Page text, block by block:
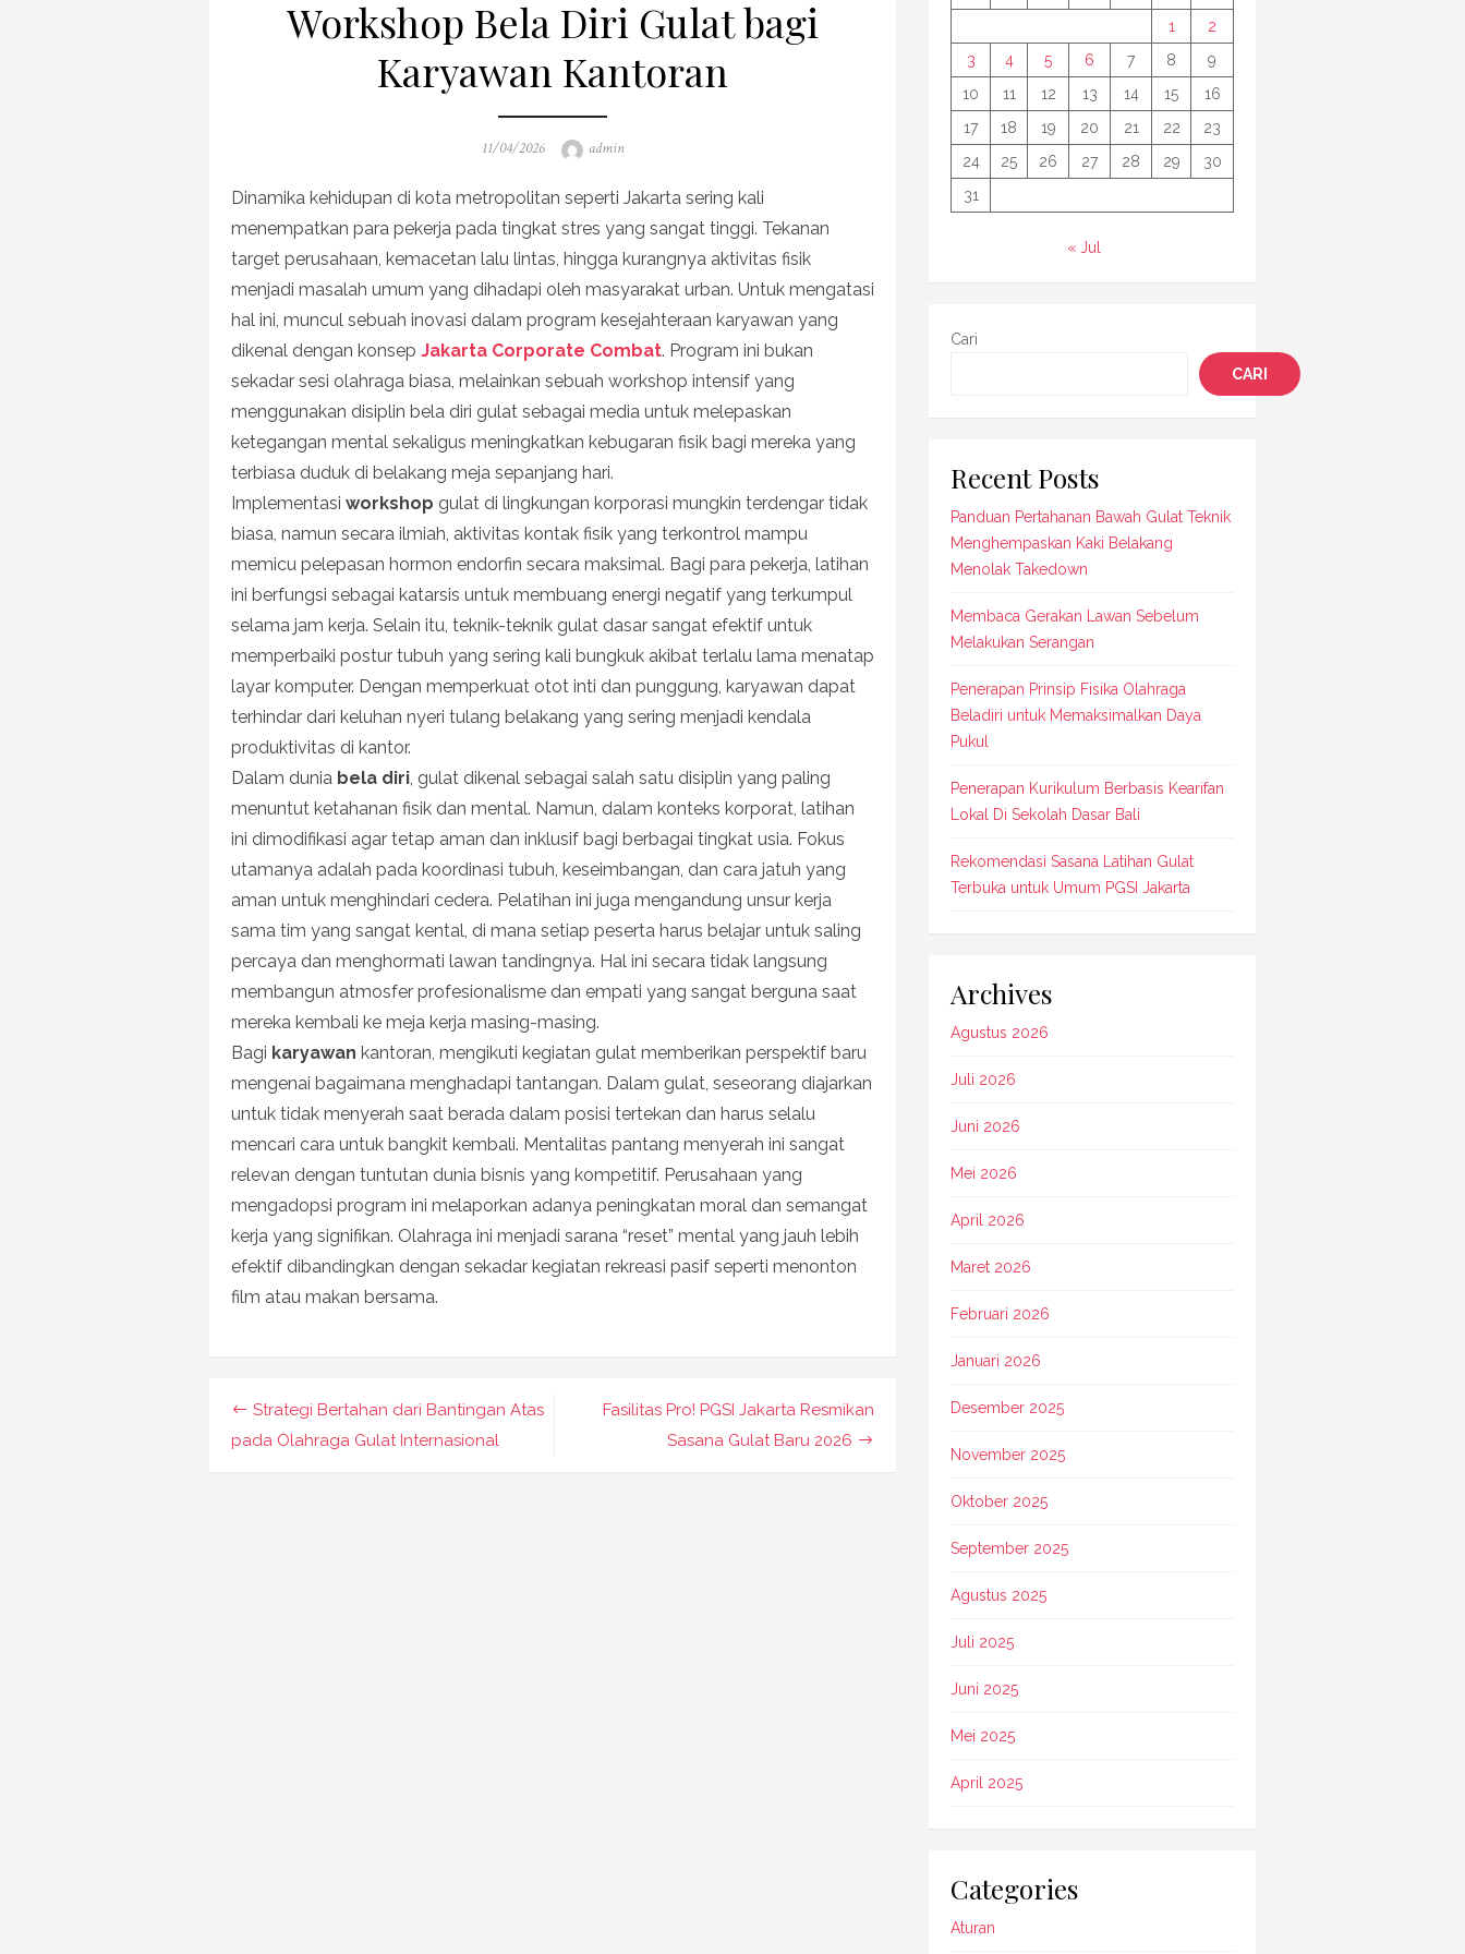
Workshop Bela Diri Gulat bagi
Karyawan Kantoran
Posted
11/04/2026 Author
admin
Dinamika kehidupan di kota metropolitan seperti Jakarta sering kali
menempatkan para pekerja pada tingkat stres yang sangat tinggi. Tekanan
target perusahaan, kemacetan lalu lintas, hingga kurangnya aktivitas fisik
menjadi masalah umum yang dihadapi oleh masyarakat urban. Untuk mengatasi
hal ini, muncul sebuah inovasi dalam program kesejahteraan karyawan yang
dikenal dengan konsep Jakarta Corporate Combat. Program ini bukan
sekadar sesi olahraga biasa, melainkan sebuah workshop intensif yang
menggunakan disiplin bela diri gulat sebagai media untuk melepaskan
ketegangan mental sekaligus meningkatkan kebugaran fisik bagi mereka yang
terbiasa duduk di belakang meja sepanjang hari.
Implementasi workshop gulat di lingkungan korporasi mungkin terdengar tidak
biasa, namun secara ilmiah, aktivitas kontak fisik yang terkontrol mampu
memicu pelepasan hormon endorfin secara maksimal. Bagi para pekerja, latihan
ini berfungsi sebagai katarsis untuk membuang energi negatif yang terkumpul
selama jam kerja. Selain itu, teknik-teknik gulat dasar sangat efektif untuk
memperbaiki postur tubuh yang sering kali bungkuk akibat terlalu lama menatap
layar komputer. Dengan memperkuat otot inti dan punggung, karyawan dapat
terhindar dari keluhan nyeri tulang belakang yang sering menjadi kendala
produktivitas di kantor.
Dalam dunia bela diri, gulat dikenal sebagai salah satu disiplin yang paling
menuntut ketahanan fisik dan mental. Namun, dalam konteks korporat, latihan
ini dimodifikasi agar tetap aman dan inklusif bagi berbagai tingkat usia. Fokus
utamanya adalah pada koordinasi tubuh, keseimbangan, dan cara jatuh yang
aman untuk menghindari cedera. Pelatihan ini juga mengandung unsur kerja
sama tim yang sangat kental, di mana setiap peserta harus belajar untuk saling
percaya dan menghormati lawan tandingnya. Hal ini secara tidak langsung
membangun atmosfer profesionalisme dan empati yang sangat berguna saat
mereka kembali ke meja kerja masing-masing.
Bagi karyawan kantoran, mengikuti kegiatan gulat memberikan perspektif baru
mengenai bagaimana menghadapi tantangan. Dalam gulat, seseorang diajarkan
untuk tidak menyerah saat berada dalam posisi tertekan dan harus selalu
mencari cara untuk bangkit kembali. Mentalitas pantang menyerah ini sangat
relevan dengan tuntutan dunia bisnis yang kompetitif. Perusahaan yang
mengadopsi program ini melaporkan adanya peningkatan moral dan semangat
kerja yang signifikan. Olahraga ini menjadi sarana “reset” mental yang jauh lebih
efektif dibandingkan dengan sekadar kegiatan rekreasi pasif seperti menonton
film atau makan bersama.
Navigasi
pos
Fasilitas Pro! PGSI Jakarta Resmikan
Sasana Gulat Baru 2026
Strategi Bertahan dari Bantingan Atas
pada Olahraga Gulat Internasional
1
2
3
4 5 6 7 8
9
10
11 12 13 14 15
16
17
18 19 20 21 22
23
24
25 26 27 28 29
30
31
« Jul
Cari
CARI
Recent Posts
Panduan Pertahanan Bawah Gulat Teknik
Menghempaskan Kaki Belakang
Menolak Takedown
Membaca Gerakan Lawan Sebelum
Melakukan Serangan
Penerapan Prinsip Fisika Olahraga
Beladiri untuk Memaksimalkan Daya
Pukul
Penerapan Kurikulum Berbasis Kearifan
Lokal Di Sekolah Dasar Bali
Rekomendasi Sasana Latihan Gulat
Terbuka untuk Umum PGSI Jakarta
Archives
Agustus 2026
Juli 2026
Juni 2026
Mei 2026
April 2026
Maret 2026
Februari 2026
Januari 2026
Desember 2025
November 2025
Oktober 2025
September 2025
Agustus 2025
Juli 2025
Juni 2025
Mei 2025
April 2025
Categories
Aturan